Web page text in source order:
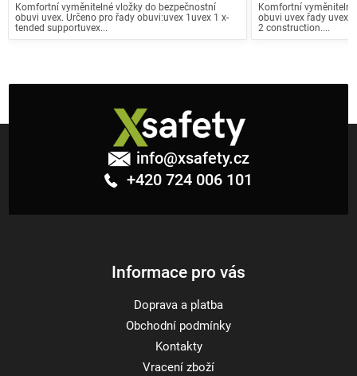
Komfortní vyměnitelné vložky do bezpečnostní
obuvi uvex. Určeno pro řady obuvi:uvex 1uvex 1 x-
tended supportuvex...
Komfortní
obuvi uvex řady uvex
2 construction....
info@xsafety.cz
+420 724 006 101
Informace pro vás
Doprava a platba
Obchodní podmínky
Kontakty
Vracení zboží